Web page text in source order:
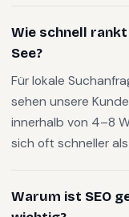
Wie schnell
See?
Für lokale
sehen unsere
innerhalb von 4–8
sich oft schneller
Warum ist SEO